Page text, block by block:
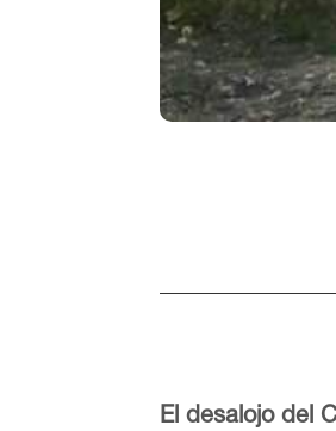
El desalojo del